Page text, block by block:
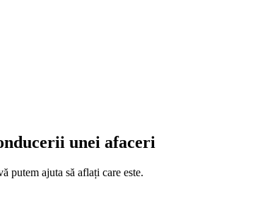
unei afaceri
putem ajuta să aflați care este.